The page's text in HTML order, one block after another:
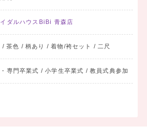
ダルハウスBiBi 青森店
/ 茶色 / 柄あり / 着物/袴セット / 二尺
専門卒業式 / 小学生卒業式 / 教員式典参加